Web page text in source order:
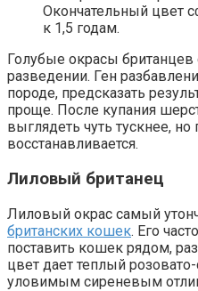
Окончательный цвет
к 1,5 годам.
Голубые окрасы
разведении. Ген
породе, предсказать
проще. После купания
выглядеть чуть тускнее,
восстанавливается.
Лиловый британец
Лиловый окрас самый
британских кошек. Его
поставить кошек рядом,
цвет дает теплый
уловимым сиреневым